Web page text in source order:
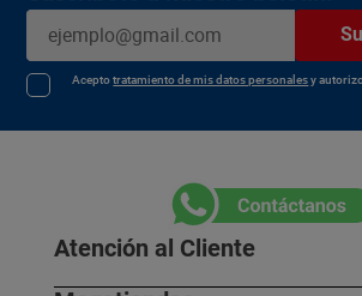
Aceptotratamiento de mis datos personalesy
Atención al Cliente